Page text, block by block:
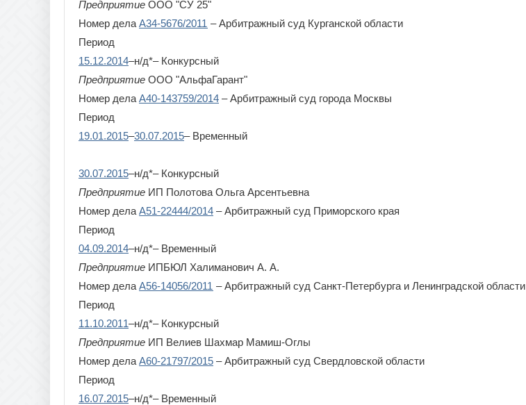
Предприятие ООО "СУ 25"
Номер дела А34-5676/2011 – Арбитражный суд Курганской области
Период
15.12.2014–н/д*– Конкурсный
Предприятие ООО "АльфаГарант"
Номер дела А40-143759/2014 – Арбитражный суд города Москвы
Период
19.01.2015–30.07.2015– Временный
30.07.2015–н/д*– Конкурсный
Предприятие ИП Полотова Ольга Арсентьевна
Номер дела А51-22444/2014 – Арбитражный суд Приморского края
Период
04.09.2014–н/д*– Временный
Предприятие ИПБЮЛ Халиманович А. А.
Номер дела А56-14056/2011 – Арбитражный суд Санкт-Петербурга и Ленинградской области
Период
11.10.2011–н/д*– Конкурсный
Предприятие ИП Велиев Шахмар Мамиш-Оглы
Номер дела А60-21797/2015 – Арбитражный суд Свердловской области
Период
16.07.2015–н/д*– Временный
Имя пользователя:
Не запоминать меня